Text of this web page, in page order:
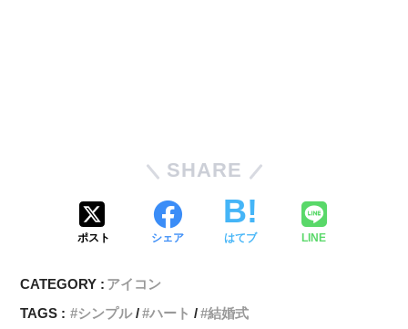
SHARE
ポスト シェア はてブ LINE
CATEGORY : アイコン
TAGS :
シンプル ハート 結婚式